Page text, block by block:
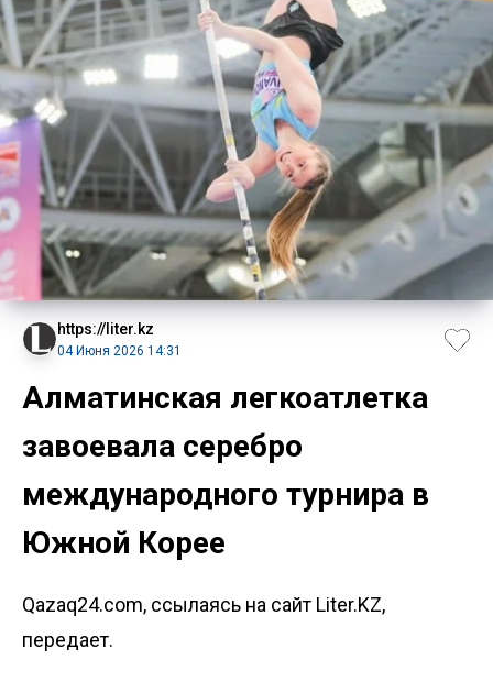
https://liter.kz
04 Июня 2026 14:31
Алматинская легкоатлетка
завоевала серебро
международного турнира в
Южной Корее
Qazaq24.com, ссылаясь на сайт Liter.KZ,
передает.